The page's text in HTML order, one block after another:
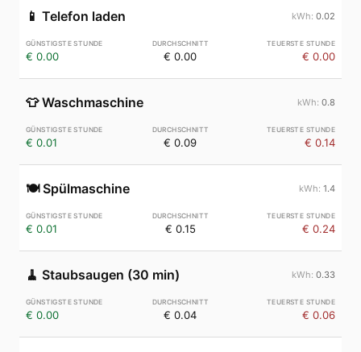
📱 Telefon laden 0.02
€ 0.00 € 0.00 € 0.00
👕 Waschmaschine 0.8
€ 0.01 € 0.09 € 0.14
🍽️ Spülmaschine 1.4
€ 0.01 € 0.15 € 0.24
🧹 Staubsaugen (30 min) 0.33
€ 0.00 € 0.04 € 0.06